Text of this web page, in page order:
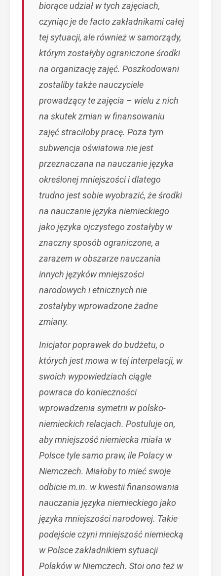
biorące udział w tych zajęciach,
czyniąc je de facto zakładnikami całej
tej sytuacji, ale również w samorządy,
którym zostałyby ograniczone środki
na organizację zajęć. Poszkodowani
zostaliby także nauczyciele
prowadzący te zajęcia – wielu z nich
na skutek zmian w finansowaniu
zajęć straciłoby pracę. Poza tym
subwencja oświatowa nie jest
przeznaczana na nauczanie języka
określonej mniejszości i dlatego
trudno jest sobie wyobrazić, że środki
na nauczanie języka niemieckiego
jako języka ojczystego zostałyby w
znaczny sposób ograniczone, a
zarazem w obszarze nauczania
innych języków mniejszości
narodowych i etnicznych nie
zostałyby wprowadzone żadne
zmiany.
Inicjator poprawek do budżetu, o
których jest mowa w tej interpelacji, w
swoich wypowiedziach ciągle
powraca do konieczności
wprowadzenia symetrii w polsko-
niemieckich relacjach. Postuluje on,
aby mniejszość niemiecka miała w
Polsce tyle samo praw, ile Polacy w
Niemczech. Miałoby to mieć swoje
odbicie m.in. w kwestii finansowania
nauczania języka niemieckiego jako
języka mniejszości narodowej. Takie
podejście czyni mniejszość niemiecką
w Polsce zakładnikiem sytuacji
Polaków w Niemczech. Stoi ono też w